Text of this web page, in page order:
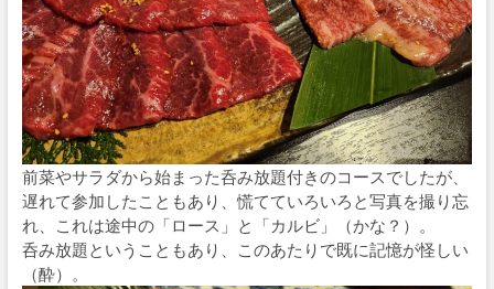
前菜やサラダから始まった呑み放題付きのコースでしたが、
遅れて参加したこともあり、慌てていろいろと写真を撮り忘
れ、これは途中の「ロース」と「カルビ」（かな？）。
呑み放題ということもあり、このあたりで既に記憶が怪しい
（酔）。